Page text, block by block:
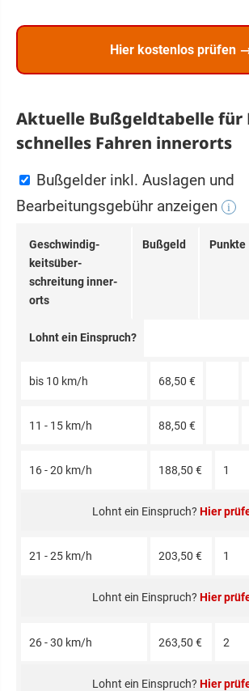
Hier kostenlos prüfen
Aktuelle Bußgeldtabelle für
schnelles Fahren innerorts
Bußgelder inkl. Auslagen und
Bearbeitungsgebühr anzeigen
i
Ge­schwin­dig­
keits­über­
schreitung inner­
orts
Bußgeld Punkte
Lohnt ein Einspruch?
bis 10 km/h 68,50 €
11 - 15 km/h 88,50 €
16 - 20 km/h 188,50 € 1
Hier
21 - 25 km/h 203,50 € 1
Hier
26 - 30 km/h 263,50 € 2
Hier